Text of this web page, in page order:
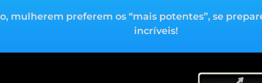
mulherem preferem os “mais potentes”, se
incríveis!